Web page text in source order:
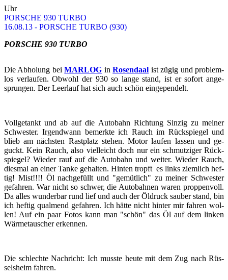
Uhr
POR­SCHE 930 TURBO
16.08.13 - POR­SCHE TURBO (930)
POR­SCHE 930 TURBO
Die Ab­ho­lung beiMAR­LOG inRo­send­aal ist zügig und pro­blem­
los ver­lau­fen. Ob­wohl der 930 so lange stand, ist er so­fort an­ge­
sprun­gen. Der Leer­lauf hat sich auch schön ein­ge­pen­delt.
Voll­ge­tankt und ab auf die Au­to­bahn Rich­tung Sin­zig zu mei­ner
Schwes­ter. Ir­gend­wann be­merk­te ich Rauch im Rück­spie­gel und
blieb am nächs­ten Rast­platz ste­hen. Motor lau­fen las­sen und ge­
guckt. Kein Rauch, also viel­leicht doch nur ein schmut­zi­ger Rück­
spie­gel? Wie­der rauf auf die Au­to­bahn und wei­ter. Wie­der Rauch,
dies­mal an einer Tanke ge­hal­ten. Hin­ten tropft es links ziem­lich hef­
tig! Mist!!!! Öl nach­ge­füllt und "ge­müt­lich" zu mei­ner Schwes­ter
ge­fah­ren. War nicht so schwer, die Au­to­bah­nen waren prop­pen­voll.
Da alles wun­der­bar rund lief und auch der Öl­druck sau­ber stand, bin
ich hef­tig qual­mend ge­fah­ren. Ich hätte nicht hin­ter mir fah­ren wol­
len! Auf ein paar Fotos kann man "schön" das Öl auf dem lin­ken
Wär­me­tau­scher er­ken­nen.
Die schlech­te Nach­richt: Ich muss­te heute mit dem Zug nach Rüs­
sels­heim fah­ren.